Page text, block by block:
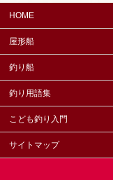
HOME
屋形船
釣り船
釣り用語集
こども釣り入門
サイトマップ